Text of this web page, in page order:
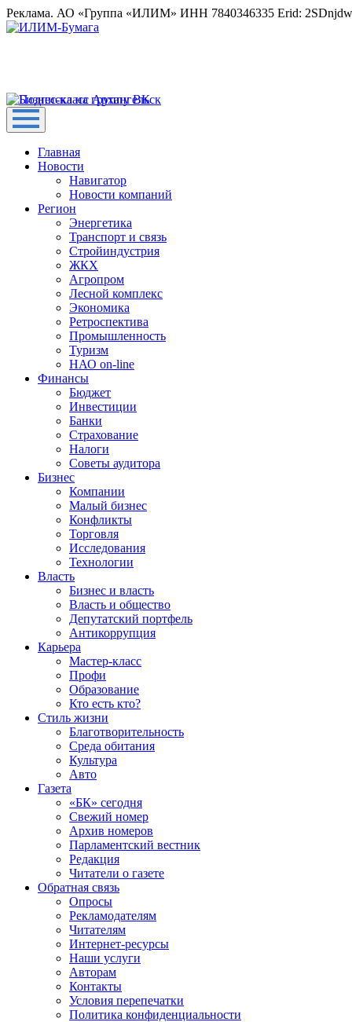
Реклама. АО «Группа «ИЛИМ» ИНН 7840346335 Erid:
Главная
Новости
Навигатор
Новости компаний
Регион
Энергетика
Транспорт и связь
Стройиндустрия
ЖКХ
Агропром
Лесной комплекс
Экономика
Ретроспектива
Промышленность
Туризм
НАО on-line
Финансы
Бюджет
Инвестиции
Банки
Страхование
Налоги
Советы аудитора
Бизнес
Компании
Малый бизнес
Конфликты
Торговля
Исследования
Технологии
Власть
Бизнес и власть
Власть и общество
Депутатский портфель
Антикоррупция
Карьера
Мастер-класс
Профи
Образование
Кто есть кто?
Стиль жизни
Благотворительность
Среда обитания
Культура
Авто
Газета
«БК» сегодня
Свежий номер
Архив номеров
Парламентский вестник
Редакция
Читатели о газете
Обратная связь
Опросы
Рекламодателям
Читателям
Интернет-ресурсы
Наши услуги
Авторам
Контакты
Условия перепечатки
Политика конфиденциальности